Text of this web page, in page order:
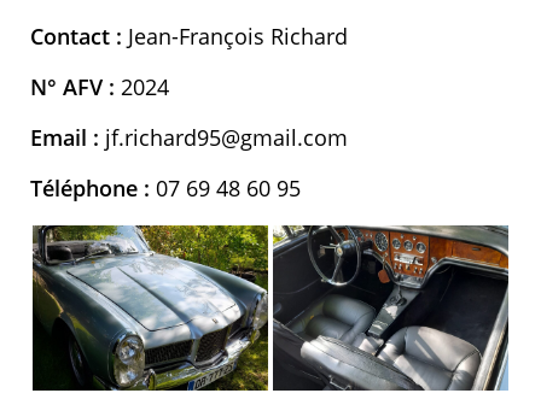
Contact : Jean-François Richard
N° AFV : 2024
Email : jf.richard95@gmail.com
Téléphone : 07 69 48 60 95